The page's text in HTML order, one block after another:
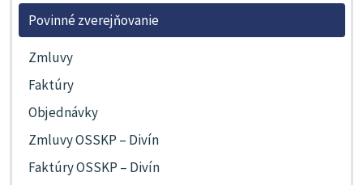
Povinné zverejňovanie
Zmluvy
Faktúry
Objednávky
Zmluvy OSSKP – Divín
Faktúry OSSKP – Divín